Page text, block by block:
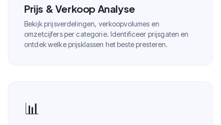
Prijs & Verkoop Analyse
Bekijk prijsverdelingen, verkoopvolumes en
omzetcijfers per categorie. Identificeer prijsgaten en
ontdek welke prijsklassen het beste presteren.
📊